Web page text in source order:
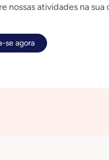
nossas atividades na sua
se agora